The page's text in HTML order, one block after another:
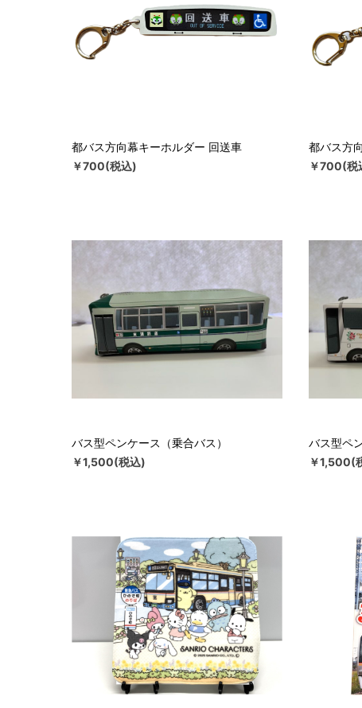
都バス方向幕キーホルダー 回送車
￥700(税込)
都バス方
￥700(税
バス型ペンケース（乗合バス）
￥1,500(税込)
バス型ペ
￥1,500(